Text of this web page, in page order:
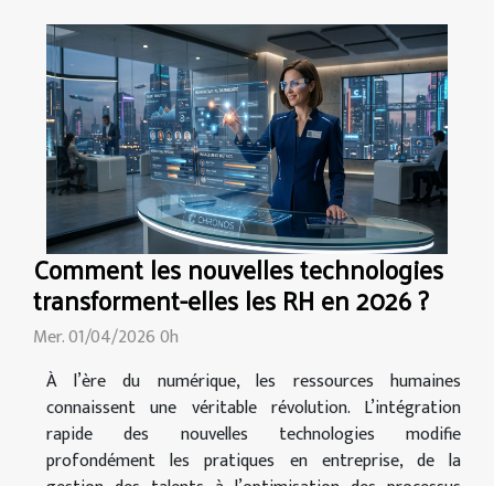
Comment les nouvelles technologies
transforment-elles les RH en 2026 ?
Mer. 01/04/2026 0h
À l’ère du numérique, les ressources humaines
connaissent une véritable révolution. L’intégration
rapide des nouvelles technologies modifie
profondément les pratiques en entreprise, de la